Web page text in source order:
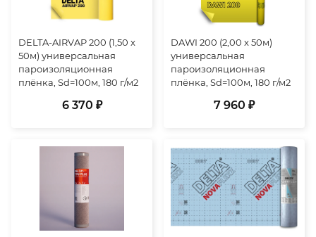
DELTA-AIRVAP 200 (1,50 x
50м) универсальная
пароизоляционная
плёнка, Sd=100м, 180 г/м2
6 370 ₽
DAWI 200 (2,00 x 50м)
универсальная
пароизоляционная
плёнка, Sd=100м, 180 г/м2
7 960 ₽